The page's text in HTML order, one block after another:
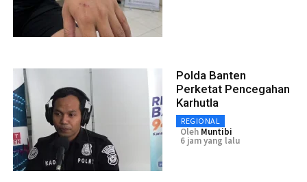
Polda Banten
Perketat Pencegahan
Karhutla
REGIONAL
Oleh Muntibi
6 jam yang lalu